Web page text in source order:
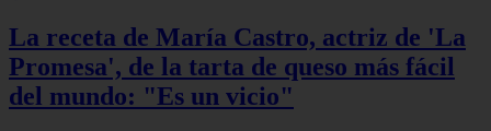
La receta de María Castro, actriz de 'La
Promesa', de la tarta de queso más fácil
del mundo: "Es un vicio"